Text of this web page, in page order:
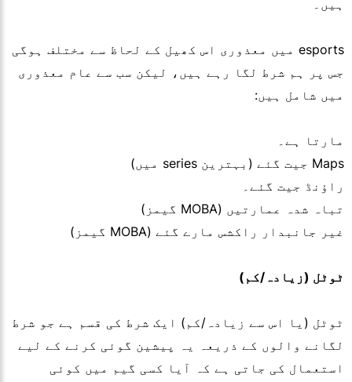
ہیں۔
esports میں معذوری اس کھیل کے لحاظ سے مختلف ہوگی
جس پر ہم شرط لگا رہے ہیں، لیکن سب سے عام معذوری
میں شامل ہیں:
مارتا ہے۔
Maps جیت گئے (بہترین series میں)
راؤنڈ جیت گئے۔
تباہ شدہ عمارتیں (MOBA گیمز)
غیر جانبدار راکشس مارے گئے (MOBA گیمز)
ٹوٹل (زیادہ/کم)
ٹوٹل (یا اس سے زیادہ/کم) ایک شرط کی قسم ہے جو شرط
لگانے والوں کے ذریعہ یہ پیشین گوئی کرنے کے لیے
استعمال کی جاتی ہے کہ آیا کسی گیم میں کوئی